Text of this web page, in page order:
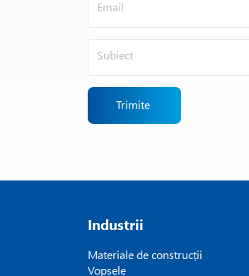
Trimite
Industrii
Materiale de construcții
Vopsele